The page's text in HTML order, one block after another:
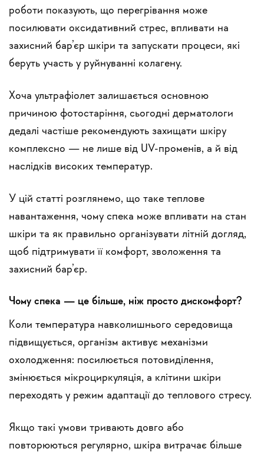
роботи показують, що перегрівання може
посилювати оксидативний стрес, впливати на
захисний бар’єр шкіри та запускати процеси, які
беруть участь у руйнуванні колагену.
Хоча ультрафіолет залишається основною
причиною фотостаріння, сьогодні дерматологи
дедалі частіше рекомендують захищати шкіру
комплексно — не лише від UV-променів, а й від
наслідків високих температур.
У цій статті розглянемо, що таке теплове
навантаження, чому спека може впливати на стан
шкіри та як правильно організувати літній догляд,
щоб підтримувати її комфорт, зволоження та
захисний бар’єр.
Чому спека — це більше, ніж просто дискомфорт?
Коли температура навколишнього середовища
підвищується, організм активує механізми
охолодження: посилюється потовиділення,
змінюється мікроциркуляція, а клітини шкіри
переходять у режим адаптації до теплового стресу.
Якщо такі умови тривають довго або
повторюються регулярно, шкіра витрачає більше